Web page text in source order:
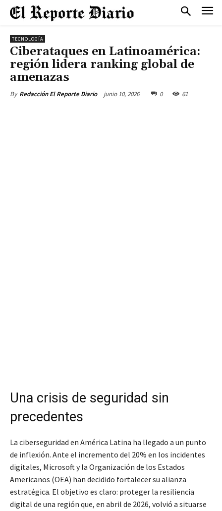
TECNOLOGÍA
Ciberataques en Latinoamérica:
región lidera ranking global de
amenazas
By Redacción El Reporte Diario junio 10, 2026 0 61
Una crisis de seguridad sin
precedentes
La ciberseguridad en América Latina ha llegado a un punto
de inflexión. Ante el incremento del 20% en los incidentes
digitales, Microsoft y la Organización de los Estados
Americanos (OEA) han decidido fortalecer su alianza
estratégica. El objetivo es claro: proteger la resiliencia
digital de una región que, en abril de 2026, volvió a situarse